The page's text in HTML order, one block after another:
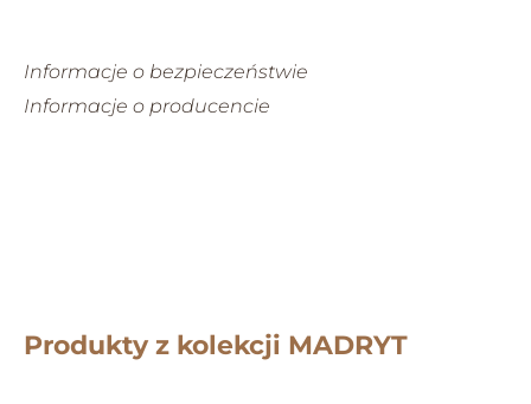
Informacje o bezpieczeństwie
Informacje o producencie
Produkty z kolekcji MADRYT